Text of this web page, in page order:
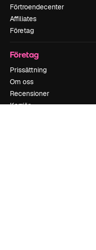
Förtroendecenter
Affiliates
Företag
Företag
Prissättning
Om oss
Recensioner
Karriär